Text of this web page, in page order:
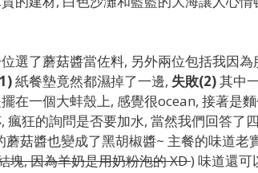
選了蘑菇醬當佐料, 另外兩位包括我因
紙餐墊竟然都濕掉了一邊, 失敗(2)其中
在一個大蚌殼上, 感覺很ocean, 接著是
狂的詢問是否要加水, 當然我們回答了
菇醬也變成了黑胡椒醬~ 主餐的味道老
塊, 因為羊奶是用奶粉泡的 XD) 味道還可